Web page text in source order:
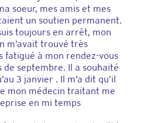
soeur, mes amis et mes
un soutien permanent.
toujours en arrêt, mon
m’avait trouvé très
fatigué à mon rendez-vous
de septembre. Il a souhaité
3 janvier . Il m’a dit qu’il
mon médecin traitant me
en mi temps